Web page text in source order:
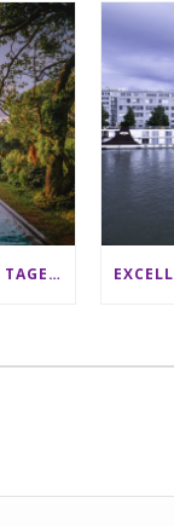
SRI LANKA RUNDREISE: 12 TAGE ZWISCHEN ELEFANTEN, TEEPLANTAGEN & STRAND ALS FAMILIE